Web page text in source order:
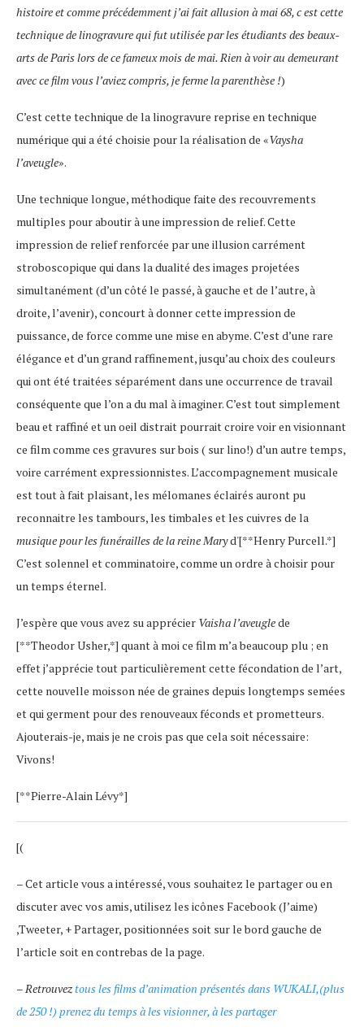
histoire et comme précédemment j’ai fait allusion à mai 68, c est cette
technique de linogravure qui fut utilisée par les étudiants des beaux-
arts de Paris lors de ce fameux mois de mai. Rien à voir au demeurant
avec ce film vous l’aviez compris, je ferme la parenthèse !)
C’est cette technique de la linogravure reprise en technique
numérique qui a été choisie pour la réalisation de «Vaysha
l’aveugle».
Une technique longue, méthodique faite des recouvrements
multiples pour aboutir à une impression de relief. Cette
impression de relief renforcée par une illusion carrément
stroboscopique qui dans la dualité des images projetées
simultanément (d’un côté le passé, à gauche et de l’autre, à
droite, l’avenir), concourt à donner cette impression de
puissance, de force comme une mise en abyme. C’est d’une rare
élégance et d’un grand raffinement, jusqu’au choix des couleurs
qui ont été traitées séparément dans une occurrence de travail
conséquente que l’on a du mal à imaginer. C’est tout simplement
beau et raffiné et un oeil distrait pourrait croire voir en visionnant
ce film comme ces gravures sur bois ( sur lino!) d’un autre temps,
voire carrément expressionnistes. L’accompagnement musicale
est tout à fait plaisant, les mélomanes éclairés auront pu
reconnaitre les tambours, les timbales et les cuivres de la
musique pour les funérailles de la reine Maryd'[**Henry Purcell.*]
C’est solennel et comminatoire, comme un ordre à choisir pour
un temps éternel.
J’espère que vous avez su apprécier Vaisha l’aveuglede
[**Theodor Usher,*] quant à moi ce film m’a beaucoup plu ; en
effet j’apprécie tout particulièrement cette fécondation de l’art,
cette nouvelle moisson née de graines depuis longtemps semées
et qui germent pour des renouveaux féconds et prometteurs.
Ajouterais-je, mais je ne crois pas que cela soit nécessaire:
Vivons!
[**Pierre-Alain Lévy*]
[(
– Cet article vous a intéressé, vous souhaitez le partager ou en
discuter avec vos amis, utilisez les icônes Facebook (J’aime)
,Tweeter, + Partager, positionnées soit sur le bord gauche de
l’article soit en contrebas de la page.
– Retrouveztous les films d’animation présentés dans WUKALI,(plus
de 250 !) prenez du temps à les visionner, à les partager